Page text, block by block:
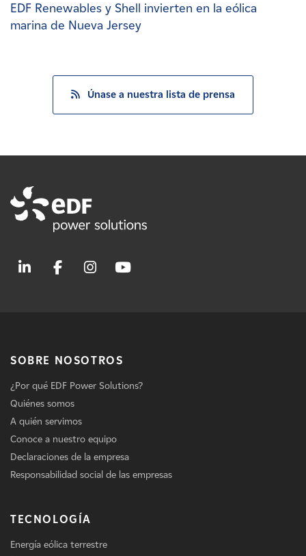
EDF Renewables y Shell invierten en la eólica
marina de Nueva Jersey
Únase a nuestra lista de prensa
SOBRE NOSOTROS
¿Por qué EDF Power Solutions?
Quiénes somos
A quién servimos
Conoce a nuestro equipo
Declaraciones de la empresa
Responsabilidad social de las empresas
TECNOLOGÍA
Energía eólica terrestre